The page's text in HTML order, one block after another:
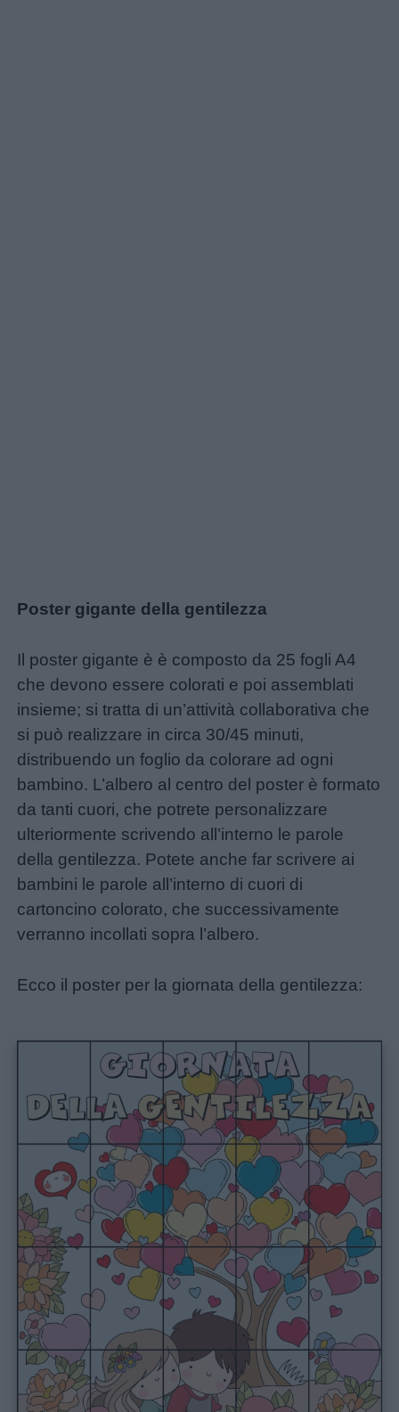
Poster gigante della gentilezza
Il poster gigante è è composto da 25 fogli A4
che devono essere colorati e poi assemblati
insieme; si tratta di un’attività collaborativa che
si può realizzare in circa 30/45 minuti,
distribuendo un foglio da colorare ad ogni
bambino. L’albero al centro del poster è formato
da tanti cuori, che potrete personalizzare
ulteriormente scrivendo all’interno le parole
della gentilezza. Potete anche far scrivere ai
bambini le parole all’interno di cuori di
cartoncino colorato, che successivamente
verranno incollati sopra l’albero.
Ecco il poster per la giornata della gentilezza: